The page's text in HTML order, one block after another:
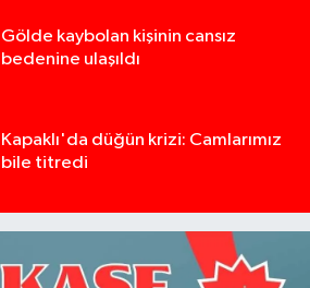
Gölde kaybolan kişinin cansız
bedenine ulaşıldı
Kapaklı'da düğün krizi: Camlarımız
bile titredi